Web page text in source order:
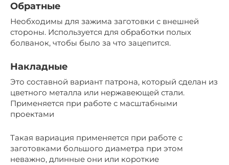
Обратные
Необходимы для зажима заготовки с внешней
стороны. Используется для обработки полых
болванок, чтобы было за что зацепится.
Накладные
Это составной вариант патрона, который сделан из
цветного металла или нержавеющей стали.
Применяется при работе с масштабными
проектами
Такая вариация применяется при работе с
заготовками большого диаметра при этом
неважно, длинные они или короткие